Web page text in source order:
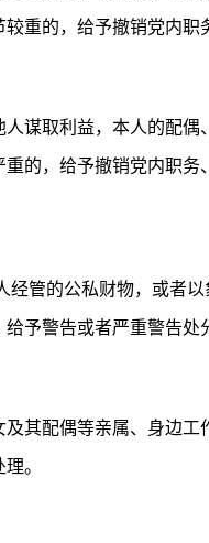
重的，给予撤销党内
谋取利益，本人的配
的，给予撤销党内职务
管的公私财物，或者
予警告或者严重警告
其配偶等亲属、身边
。